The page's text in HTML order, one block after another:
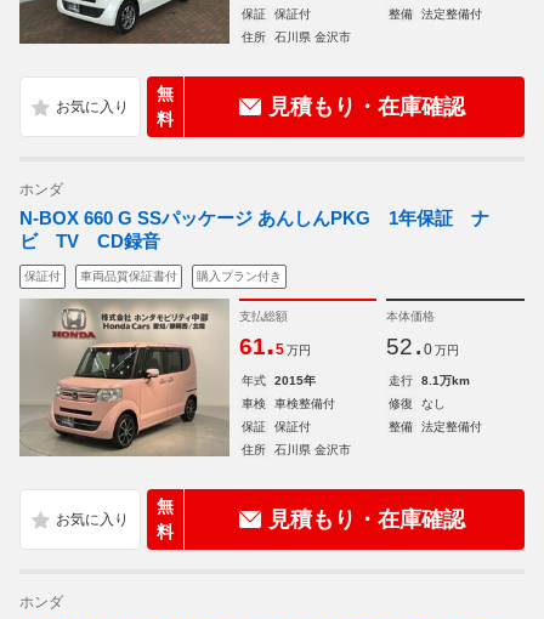
保証
保証付 整備
法定整備付
住所
石川県 金沢市
無
料
見積もり・在庫確認
ホンダ
N-BOX 660 G SSパッケージ あんしんPKG 1年保証 ナ
ビ TV CD録音
保証付 車両品質保証書付 購入プラン付き
支払総額
61.5 万円
本体価格
52. 0 万円
年式 2015年 走行
8.1万km
車検
車検整備付 修復
なし
保証
保証付 整備
法定整備付
住所
石川県 金沢市
無
料
見積もり・在庫確認
ホンダ